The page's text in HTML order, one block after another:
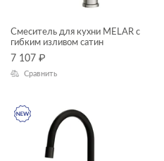
LINK PRO
LOUNA
MIKA
Смеситель для кухни MELAR с
гибким изливом сатин
7 107 ₽
Сравнить